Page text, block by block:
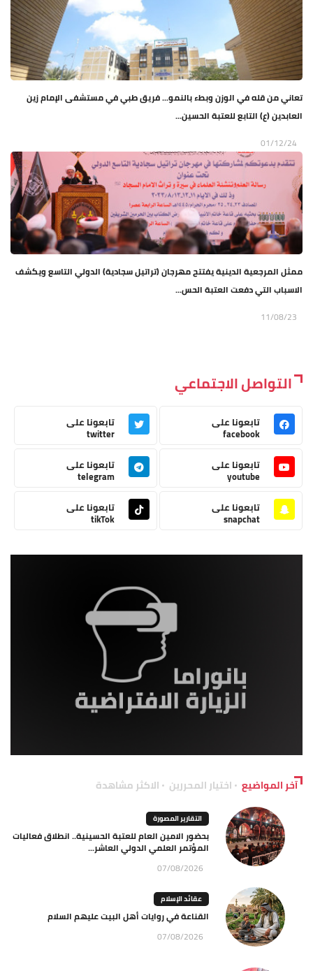
تعاني من قله في الوزن وبطء بالنمو... فريق طبي في مستشفى الإمام زين
العابدين (ع) التابع للعتبة الحسين...
01/12/24
ممثل المرجعية الدينية يفتتح مهرجان (تراتيل سجادية) الدولي التاسع ويكشف
الاسباب التي دفعت العتبة الحس...
11/08/23
التواصل الاجتماعي
تابعونا على
facebook
تابعونا على
twitter
تابعونا على
youtube
تابعونا على
telegram
تابعونا على
snapchat
تابعونا على
tikTok
آخر المواضيع اختيار المحررين الاكثر مشاهدة
التقارير المصورة
بحضور الامين العام للعتبة الحسينية.. انطلاق فعاليات
المؤتمر العلمي الدولي العاشر...
07/08/2026
عقائد الإسلام
القناعة في روايات أهل البيت عليهم السلام
07/08/2026